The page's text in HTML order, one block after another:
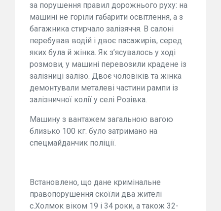
за порушення правил дорожнього руху: на
машині не горіли габарити освітлення, а з
багажника стирчало залізяччя. В салоні
перебував водій і двоє пасажирів, серед
яких була й жінка. Як з’ясувалось у ході
розмови, у машині перевозили крадене із
залізниці залізо. Двоє чоловіків та жінка
демонтували металеві частини рампи із
залізничної колії у селі Розівка.
Машину з вантажем загальною вагою
близько 100 кг. було затримано на
спецмайданчик поліції.
Встановлено, що дане кримінальне
правопорушення скоїли два жителі
с.Холмок віком 19 і 34 роки, а також 32-